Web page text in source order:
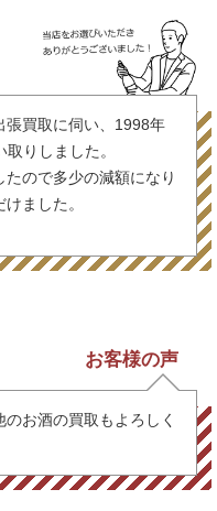
張買取に伺い、1998年
りしました。
ので多少の減額になり
ました。
お客様の声
お酒の買取もよろしく